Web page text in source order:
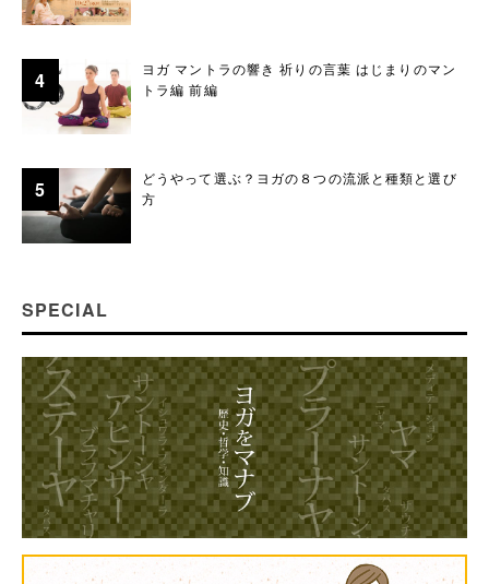
ヨガ マントラの響き 祈りの言葉 はじまりのマン
トラ編 前編
どうやって選ぶ？ヨガの８つの流派と種類と選び
方
SPECIAL